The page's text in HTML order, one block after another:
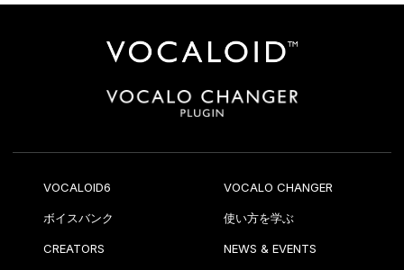
VOCALOID6 VOCALO CHANGER
ボイスバンク 使い方を学ぶ
CREATORS NEWS & EVENTS